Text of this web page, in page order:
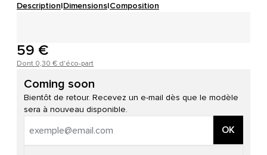
Description|Dimensions|Composition
59 €
Dont 0,30 € d'éco-part
Coming soon
Bientôt de retour. Recevez un e-mail dès que le modèle
sera à nouveau disponible.
OK